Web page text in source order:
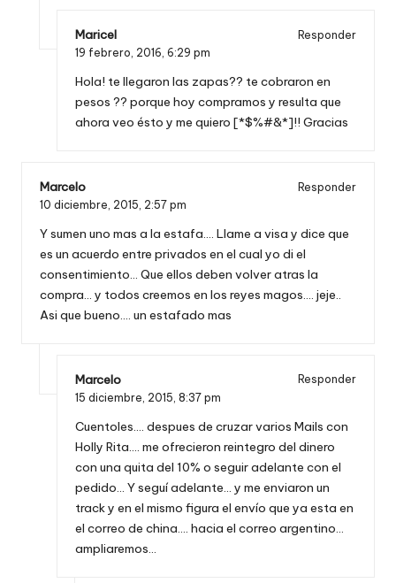
Maricel
Responder
19 febrero, 2016, 6:29 pm
Hola! te llegaron las zapas?? te cobraron en
pesos ?? porque hoy compramos y resulta que
ahora veo ésto y me quiero [*$%#&*]!! Gracias
Marcelo
Responder
10 diciembre, 2015, 2:57 pm
Y sumen uno mas a la estafa…. Llame a visa y dice que
es un acuerdo entre privados en el cual yo di el
consentimiento… Que ellos deben volver atras la
compra… y todos creemos en los reyes magos…. jeje..
Asi que bueno…. un estafado mas
Marcelo
Responder
15 diciembre, 2015, 8:37 pm
Cuentoles…. despues de cruzar varios Mails con
Holly Rita…. me ofrecieron reintegro del dinero
con una quita del 10% o seguir adelante con el
pedido… Y seguí adelante… y me enviaron un
track y en el mismo figura el envío que ya esta en
el correo de china…. hacia el correo argentino…
ampliaremos…